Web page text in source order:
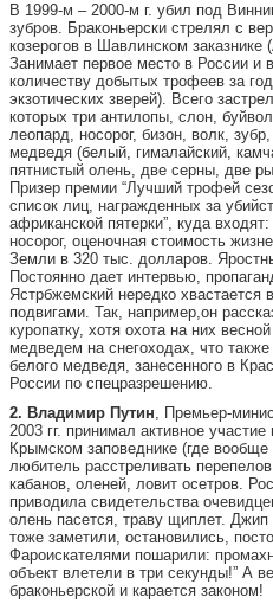
В 1999-м – 2000-м г. убил под
зубров. Браконьерски стрелял с
козерогов в Шавлинском заказнике
Занимает первое место в России и
количеству добытых трофеев за
экзотических зверей). Всего
которых три антилопы, слон,
леопард, носорог, бизон, волк,
медведя (белый, гималайский,
пятнистый олень, две серны, две
Призер премии “Лучший трофей
список лиц, награжденных за
африканской пятерки”, куда
носорог, оценочная стоимость
Земли в 320 тыс. долларов.
Постоянно дает интервью,
Ястрбжемский нередко хвастается
подвигами. Так, например,он
куропатку, хотя охота на них
медведем на снегоходах, что
белого медведя, занесенного в
России по спецразрешению.
2. Владимир Путин, Премьер-
2003 гг. принимал активное
Крымском заповеднике (где
любитель расстреливать
кабанов, оленей, ловит осетров.
приводила свидетельства
олень пасется, траву щиплет.
тоже заметили, остановились,
Фароискателями пошарили:
объект влетели в три секунды!” А
браконьерской и карается законом!